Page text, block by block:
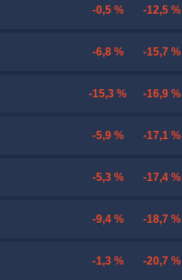
-0,5 % -12,5 %
-6,8 % -15,7 %
-15,3 % -16,9 %
-5,9 % -17,1 %
-5,3 % -17,4 %
-9,4 % -18,7 %
-1,3 % -20,7 %